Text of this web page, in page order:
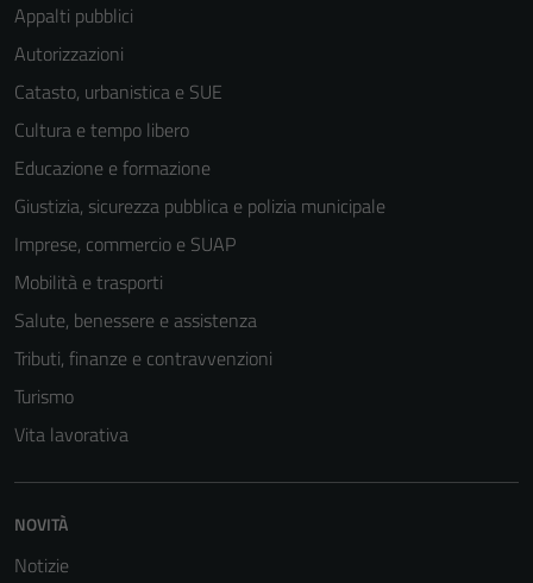
Appalti pubblici
Autorizzazioni
Catasto, urbanistica e SUE
Cultura e tempo libero
Educazione e formazione
Giustizia, sicurezza pubblica e polizia municipale
Imprese, commercio e SUAP
Mobilità e trasporti
Salute, benessere e assistenza
Tributi, finanze e contravvenzioni
Turismo
Vita lavorativa
NOVITÀ
Notizie